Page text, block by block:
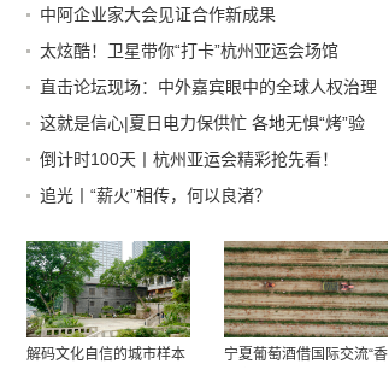
中阿企业家大会见证合作新成果
太炫酷！卫星带你“打卡”杭州亚运会场馆
直击论坛现场：中外嘉宾眼中的全球人权治理
这就是信心|夏日电力保供忙 各地无惧“烤”验
倒计时100天丨杭州亚运会精彩抢先看！
追光丨“薪火”相传，何以良渚？
解码文化自信的城市样本
宁夏葡萄酒借国际交流“香